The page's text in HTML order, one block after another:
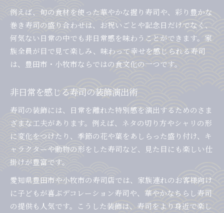
例えば、旬の食材を使った華やかな握り寿司や、彩り豊かな
巻き寿司の盛り合わせは、お祝いごとや記念日だけでなく、
何気ない日常の中でも非日常感を味わうことができます。家
族全員が目で見て楽しみ、味わって幸せを感じられる寿司
は、豊田市・小牧市ならではの食文化の一つです。
非日常を感じる寿司の装飾演出術
寿司の装飾には、日常を離れた特別感を演出するためのさま
ざまな工夫があります。例えば、ネタの切り方やシャリの形
に変化をつけたり、季節の花や葉をあしらった盛り付け、キ
ャラクターや動物の形をした寿司など、見た目にも楽しい仕
掛けが豊富です。
愛知県豊田市や小牧市の寿司店では、家族連れのお客様向け
に子どもが喜ぶデコレーション寿司や、華やかなちらし寿司
の提供も人気です。こうした装飾は、寿司をより身近で楽し